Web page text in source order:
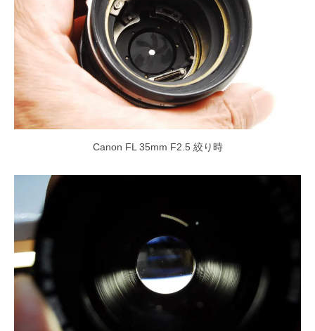
Canon FL 35mm F2.5 絞り時